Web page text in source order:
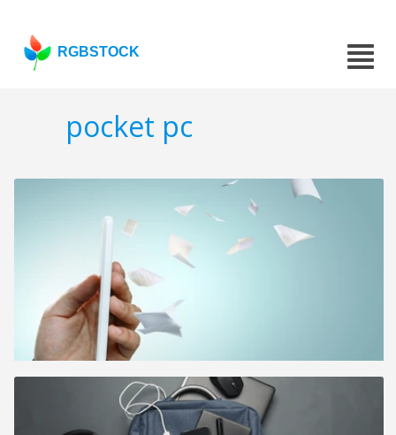
RGBSTOCK
pocket pc